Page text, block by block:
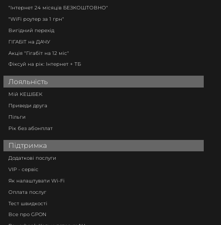
"Інтернет 24 місяців БЕЗКОШТОВНО"
"WiFi роутер за 1 грн"
Вигідний перехід
ГІГАБІТ на ДАЧУ
Акція "Гігабіт на 12 міс"
Фіксуй на рік: Інтернет + ТБ
Лояльність
Мій КЕШБЕК
Приведи друга
Пільги
Рік без абонплат
Підтримка
Додаткові послуги
VIP - сервіс
Як налаштувати Wi-Fi
Оплата послуг
Тест швидкості
Все про GPON